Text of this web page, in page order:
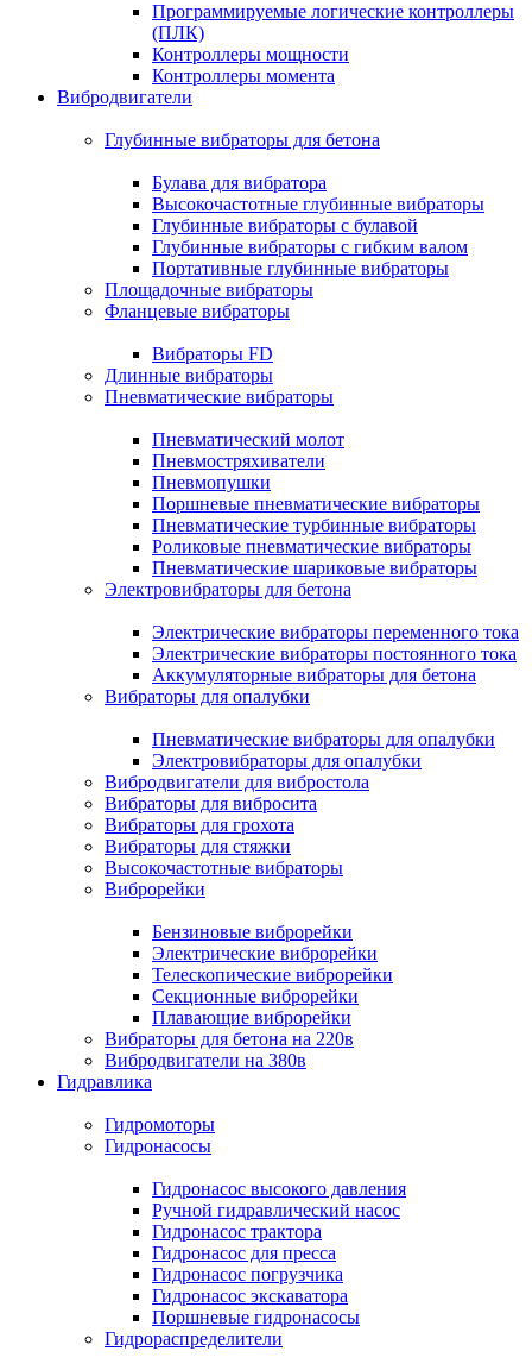
Программируемые логические контроллеры
(ПЛК)
Контроллеры мощности
Контроллеры момента
Вибродвигатели
Глубинные вибраторы для бетона
Булава для вибратора
Высокочастотные глубинные вибраторы
Глубинные вибраторы с булавой
Глубинные вибраторы с гибким валом
Портативные глубинные вибраторы
Площадочные вибраторы
Фланцевые вибраторы
Вибраторы FD
Длинные вибраторы
Пневматические вибраторы
Пневматический молот
Пневмостряхиватели
Пневмопушки
Поршневые пневматические вибраторы
Пневматические турбинные вибраторы
Роликовые пневматические вибраторы
Пневматические шариковые вибраторы
Электровибраторы для бетона
Электрические вибраторы переменного тока
Электрические вибраторы постоянного тока
Аккумуляторные вибраторы для бетона
Вибраторы для опалубки
Пневматические вибраторы для опалубки
Электровибраторы для опалубки
Вибродвигатели для вибростола
Вибраторы для вибросита
Вибраторы для грохота
Вибраторы для стяжки
Высокочастотные вибраторы
Виброрейки
Бензиновые виброрейки
Электрические виброрейки
Телескопические виброрейки
Секционные виброрейки
Плавающие виброрейки
Вибраторы для бетона на 220в
Вибродвигатели на 380в
Гидравлика
Гидромоторы
Гидронасосы
Гидронасос высокого давления
Ручной гидравлический насос
Гидронасос трактора
Гидронасос для пресса
Гидронасос погрузчика
Гидронасос экскаватора
Поршневые гидронасосы
Гидрораспределители